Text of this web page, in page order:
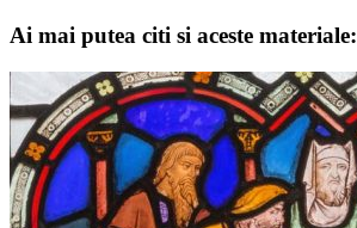
Ai mai putea citi si aceste materiale: